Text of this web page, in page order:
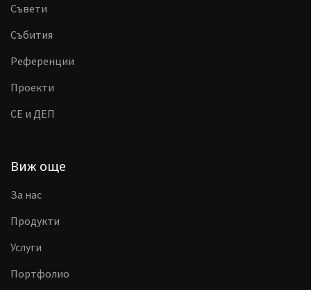
Съвети
Събития
Референции
Проекти
CE и ДЕП
Виж още
За нас
Продукти
Услуги
Портфолио